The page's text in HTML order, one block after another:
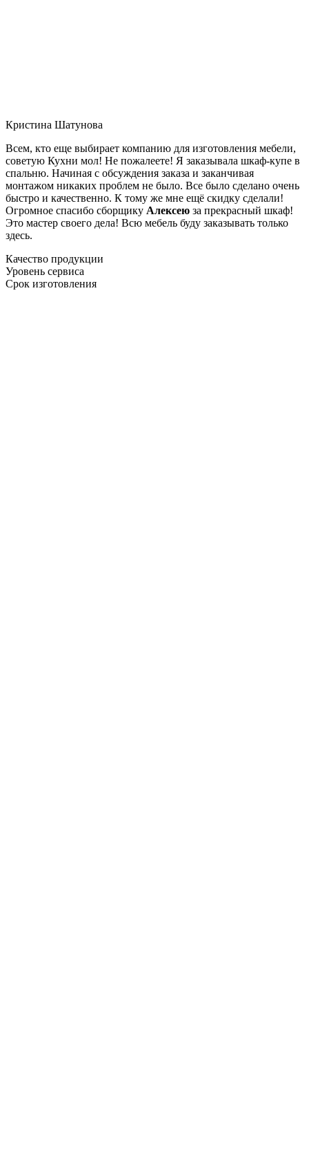
Кристина Шатунова
Всем, кто еще выбирает компанию для изготовления мебели,
советую Кухни мол! Не пожалеете! Я заказывала шкаф-купе в
спальню. Начиная с обсуждения заказа и заканчивая
монтажом никаких проблем не было. Все было сделано очень
быстро и качественно. К тому же мне ещё скидку сделали!
Огромное спасибо сборщику Алексею за прекрасный шкаф!
Это мастер своего дела! Всю мебель буду заказывать только
здесь.
Качество продукции
Уровень сервиса
Срок изготовления